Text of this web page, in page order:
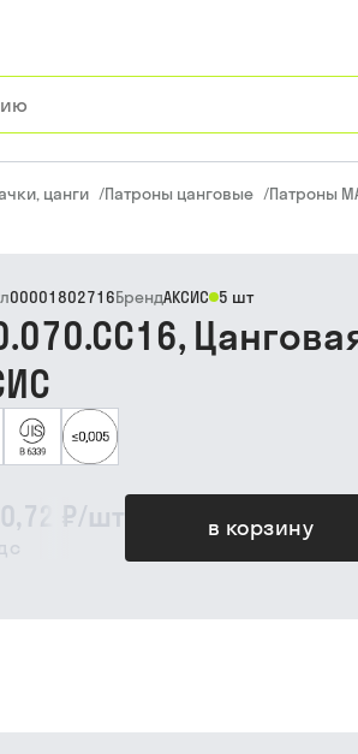
цанги /Патроны цанговые /Патроны
₽/шт в корзину
00001802716БрендАКСИС 5 шт